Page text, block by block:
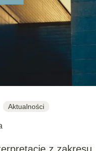
Aktualności